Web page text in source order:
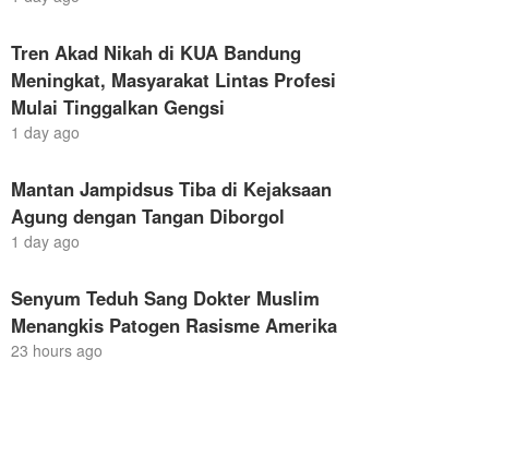
Tren Akad Nikah di KUA Bandung
Meningkat, Masyarakat Lintas Profesi
Mulai Tinggalkan Gengsi
1 day ago
Mantan Jampidsus Tiba di Kejaksaan
Agung dengan Tangan Diborgol
1 day ago
Senyum Teduh Sang Dokter Muslim
Menangkis Patogen Rasisme Amerika
23 hours ago